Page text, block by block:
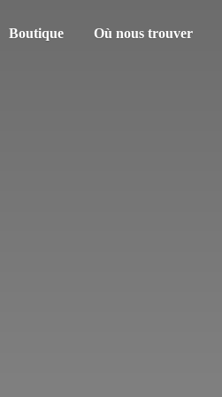
Boutique Où nous trouver